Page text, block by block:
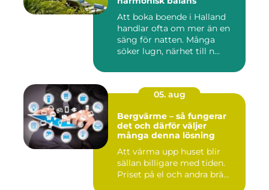
Att boka boende i Halland
handlar ofta om mer än en
säng för natten. Många
söker lugn, närhet till n...
05. aug
Bergvärme – så fungerar
det och därför väljer
många denna lösning
Att värma upp huset blir
sällan billigare med tiden.
Priset på el och andra brä...